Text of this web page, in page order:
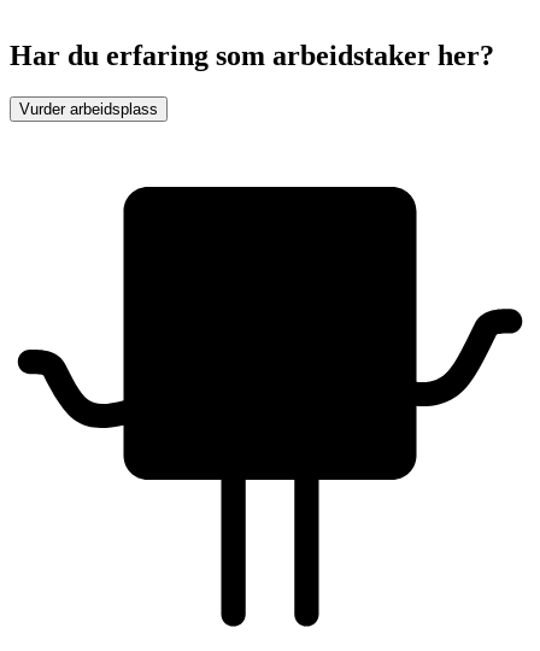
Har du erfaring som arbeidstaker her?
Vurder arbeidsplass